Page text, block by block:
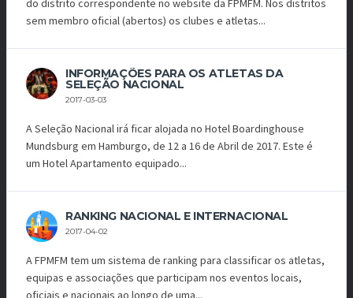
do distrito correspondente no website da FPMFM. Nos distritos
sem membro oficial (abertos) os clubes e atletas...
INFORMAÇÕES PARA OS ATLETAS DA
SELEÇÃO NACIONAL
2017-03-03
A Seleção Nacional irá ficar alojada no Hotel Boardinghouse
Mundsburg em Hamburgo, de 12 a 16 de Abril de 2017. Este é
um Hotel Apartamento equipado...
RANKING NACIONAL E INTERNACIONAL
2017-04-02
A FPMFM tem um sistema de ranking para classificar os atletas,
equipas e associações que participam nos eventos locais,
oficiais e nacionais ao longo de uma...